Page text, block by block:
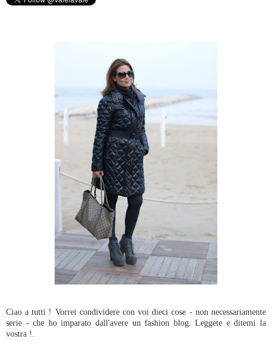
Ciao a tutti ! Vorrei condividere con voi dieci cose - non necessariamente
serie - che ho imparato dall'avere un fashion blog. Leggete e ditemi la
vostra !.